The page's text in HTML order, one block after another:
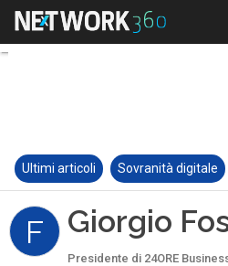
Ultimi articoli Sovranità digitale
F Giorgio
Presidente di 24ORE